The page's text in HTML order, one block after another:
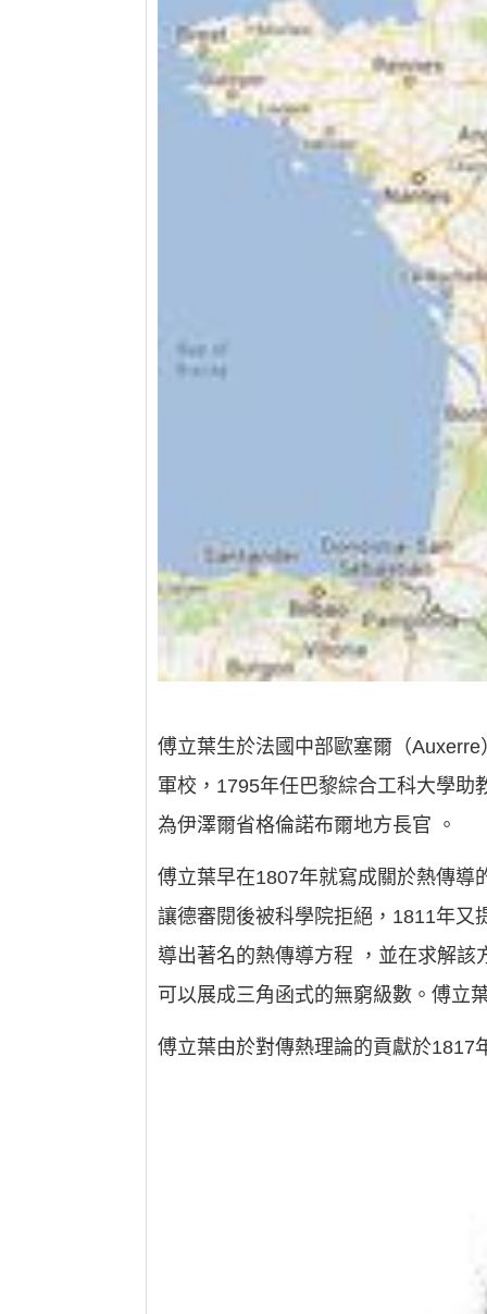
傅立葉生於法國中部歐塞爾（
軍校，1795年任巴黎綜合工科大學
為伊澤爾省格倫諾布爾地方長官 。
傅立葉早在1807年就寫成關於熱傳導
讓德審閱後被科學院拒絕，1811年又
導出著名的熱傳導方程 ，並在求解
可以展成三角函式的無窮級數。傅立
傅立葉由於對傳熱理論的貢獻於1817